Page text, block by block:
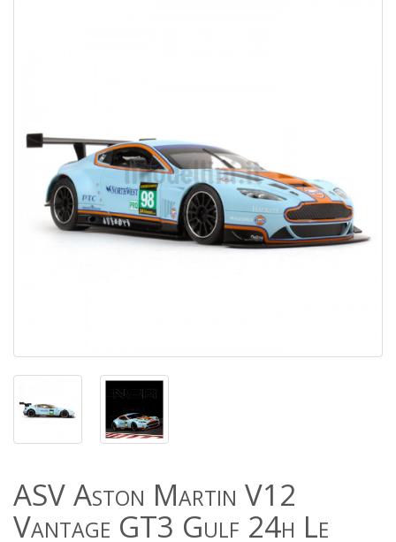
ASV Aston Martin V12
Vantage GT3 Gulf 24h Le